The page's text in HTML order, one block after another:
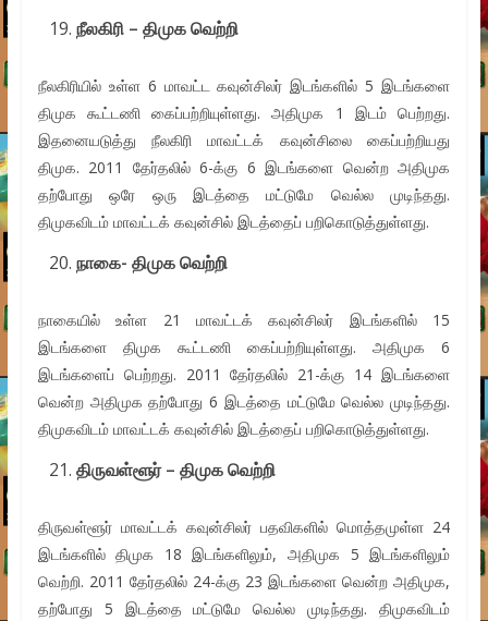
நீலகிரி – திமுக வெற்றி
நீலகிரியில் உள்ள 6 மாவட்ட கவுன்சிலர் இடங்களில் 5 இடங்களை
திமுக கூட்டணி கைப்பற்றியுள்ளது. அதிமுக 1 இடம் பெற்றது.
இதனையடுத்து நீலகிரி மாவட்டக் கவுன்சிலை கைப்பற்றியது
திமுக. 2011 தேர்தலில் 6-க்கு 6 இடங்களை வென்ற அதிமுக
தற்போது ஒரே ஒரு இடத்தை மட்டுமே வெல்ல முடிந்தது.
திமுகவிடம் மாவட்டக் கவுன்சில் இடத்தைப் பறிகொடுத்துள்ளது.
நாகை- திமுக வெற்றி
நாகையில் உள்ள 21 மாவட்டக் கவுன்சிலர் இடங்களில் 15
இடங்களை திமுக கூட்டணி கைப்பற்றியுள்ளது. அதிமுக 6
இடங்களைப் பெற்றது. 2011 தேர்தலில் 21-க்கு 14 இடங்களை
வென்ற அதிமுக தற்போது 6 இடத்தை மட்டுமே வெல்ல முடிந்தது.
திமுகவிடம் மாவட்டக் கவுன்சில் இடத்தைப் பறிகொடுத்துள்ளது.
திருவள்ளூர் – திமுக வெற்றி
திருவள்ளூர் மாவட்டக் கவுன்சிலர் பதவிகளில் மொத்தமுள்ள 24
இடங்களில் திமுக 18 இடங்களிலும், அதிமுக 5 இடங்களிலும்
வெற்றி. 2011 தேர்தலில் 24-க்கு 23 இடங்களை வென்ற அதிமுக,
தற்போது 5 இடத்தை மட்டுமே வெல்ல முடிந்தது. திமுகவிடம்